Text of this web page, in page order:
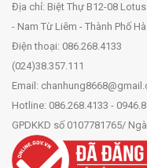
Địa chỉ: Biệt Thự B12-08
- Nam Từ Liêm - Thành Phố
Điện thoại: 086.268.4133
(024)38.357.111
Email:
Hotline: 086.268.4133 -
GPDKKD số 0107781765/